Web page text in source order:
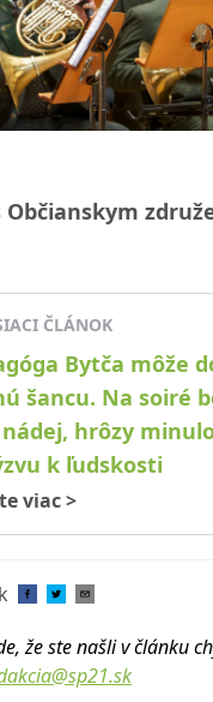
ČLÁNOK
Bytča môže
šancu. Na soiré
hrôzy
k ľudskosti
viac>
že ste našli v článku